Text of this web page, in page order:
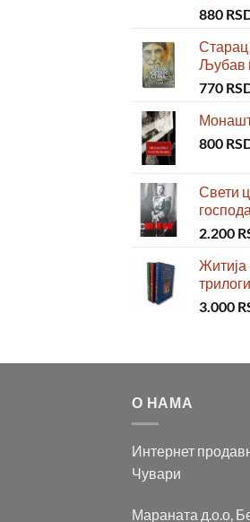
880
Старац
Љубав
770
800
Свети
2.200
3.000
О НАМА
Интернет
Чувари
Мараната д.о.о,